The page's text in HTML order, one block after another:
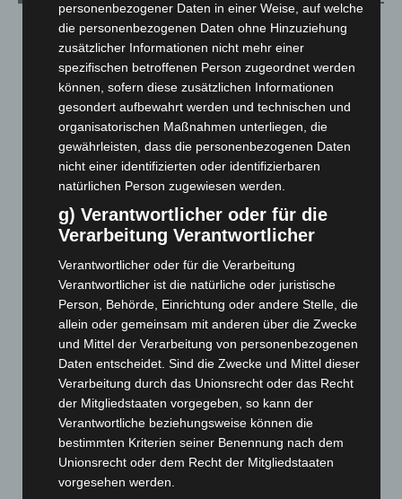
August 2026(12)
Juli 2026(73)
Juni 2026(139)
Mai 2026(99)
April 2026(99)
März 2026(115)
Februar 2026(109)
Januar 2026(122)
Dezember 2025(103)
November 2025(114)
Oktober 2025(112)
September 2025(93)
August 2025(90)
Juli 2025(90)
Juni 2025(103)
Mai 2025(112)
April 2025(88)
März 2025(111)
personenbezogener Daten in einer Weise, auf welche
die personenbezogenen Daten ohne Hinzuziehung
zusätzlicher Informationen nicht mehr einer
spezifischen betroffenen Person zugeordnet werden
können, sofern diese zusätzlichen Informationen
gesondert aufbewahrt werden und technischen und
organisatorischen Maßnahmen unterliegen, die
gewährleisten, dass die personenbezogenen Daten
nicht einer identifizierten oder identifizierbaren
natürlichen Person zugewiesen werden.
g) Verantwortlicher oder für die
Verarbeitung Verantwortlicher
Verantwortlicher oder für die Verarbeitung
Verantwortlicher ist die natürliche oder juristische
Person, Behörde, Einrichtung oder andere Stelle, die
allein oder gemeinsam mit anderen über die Zwecke
und Mittel der Verarbeitung von personenbezogenen
Daten entscheidet. Sind die Zwecke und Mittel dieser
Verarbeitung durch das Unionsrecht oder das Recht
der Mitgliedstaaten vorgegeben, so kann der
Verantwortliche beziehungsweise können die
bestimmten Kriterien seiner Benennung nach dem
Unionsrecht oder dem Recht der Mitgliedstaaten
vorgesehen werden.